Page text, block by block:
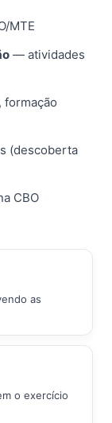
MTE
— atividades
formação
(descoberta
CBO
as
o exercício